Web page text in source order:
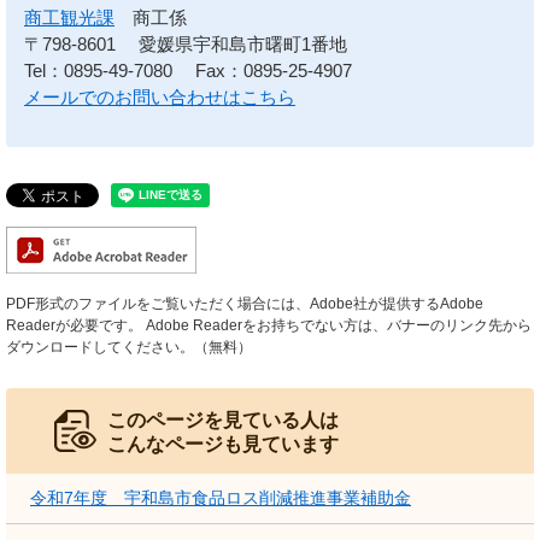
商工観光課
商工係
〒798-8601
愛媛県宇和島市曙町1番地
Tel：0895-49-7080
Fax：0895-25-4907
メールでのお問い合わせはこちら
PDF形式のファイルをご覧いただく場合には、Adobe社が提供するAdobe
Readerが必要です。
Adobe Readerをお持ちでない方は、バナーのリンク先から
ダウンロードしてください。（無料）
このページを見ている人は
こんなページも見ています
令和7年度 宇和島市食品ロス削減推進事業補助金